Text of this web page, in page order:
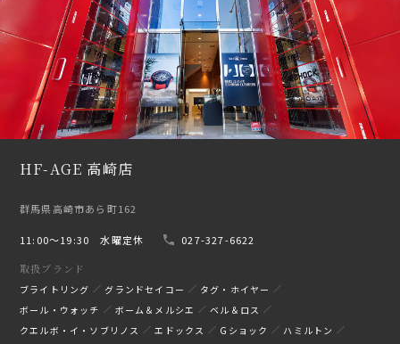
HF-AGE 高崎店
群馬県高崎市あら町162
11:00〜19:30 水曜定休
027-327-6622
取扱ブランド
ブライトリング グランドセイコー
タグ・ホイヤー
ボール・ウォッチ
ボーム＆メルシエ
ベル＆ロス
クエルボ・イ・ソブリノス
エドックス Gショック
ハミルトン